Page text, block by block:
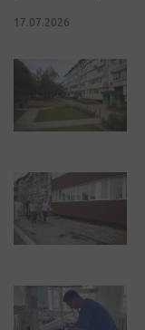
17.07.2026